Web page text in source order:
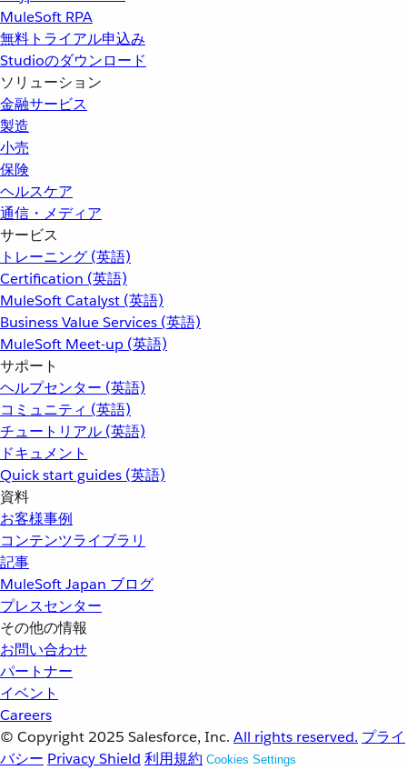
MuleSoft RPA
無料トライアル申込み
Studioのダウンロード
ソリューション
金融サービス
製造
小売
保険
ヘルスケア
通信・メディア
サービス
トレーニング (英語)
Certification (英語)
MuleSoft Catalyst (英語)
Business Value Services (英語)
MuleSoft Meet-up (英語)
サポート
ヘルプセンター (英語)
コミュニティ (英語)
チュートリアル (英語)
ドキュメント
Quick start guides (英語)
資料
お客様事例
コンテンツライブラリ
記事
MuleSoft Japan ブログ
プレスセンター
その他の情報
お問い合わせ
パートナー
イベント
Careers
© Copyright 2025 Salesforce, Inc. All rights reserved. プライ
バシー Privacy Shield 利用規約 Cookies Settings